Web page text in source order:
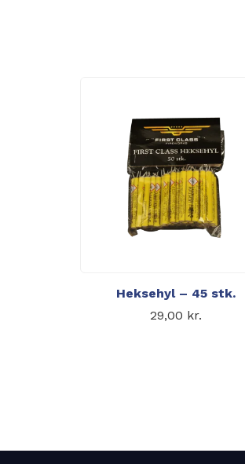
Heksehyl – 45 stk.
29,00 kr.